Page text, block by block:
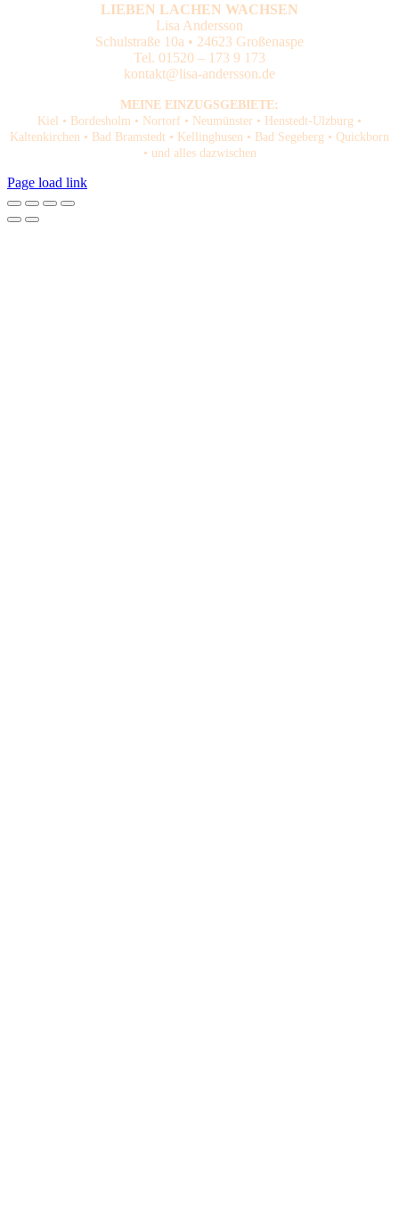
LIEBEN LACHEN WACHSEN
Lisa Andersson
Schulstraße 10a • 24623 Großenaspe
Tel. 01520 – 173 9 173
kontakt@lisa-andersson.de
MEINE EINZUGSGEBIETE:
Kiel • Bordesholm • Nortorf • Neumünster • Henstedt-Ulzburg •
Kaltenkirchen • Bad Bramstedt • Kellinghusen • Bad Segeberg • Quickborn
• und alles dazwischen
Page load link